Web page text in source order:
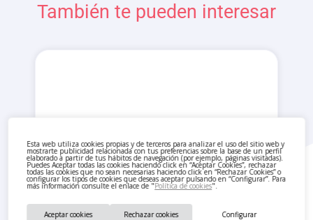
Esta web utiliza cookies propias y de terceros para analizar el uso del sitio web y
mostrarte publicidad relacionada con tus preferencias sobre la base de un perfil
elaborado a partir de tus hábitos de navegación (por ejemplo, páginas visitadas).
Puedes Aceptar todas las cookies haciendo click en “Aceptar Cookies”, rechazar
todas las cookies que no sean necesarias haciendo click en “Rechazar Cookies” o
configurar los tipos de cookies que deseas aceptar pulsando en “Configurar”. Para
más información consulte el enlace de "Política de cookies".
Configurar
Rechazar cookies
Aceptar cookies
También te pueden interesar